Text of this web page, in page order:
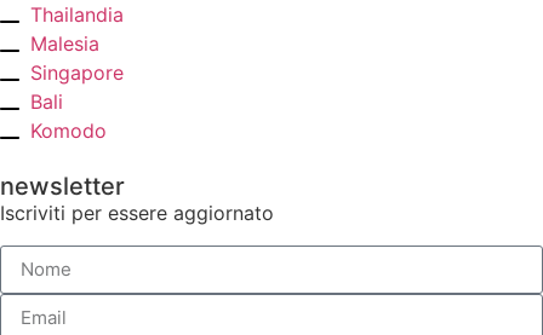
Thailandia
Malesia
Singapore
Bali
Komodo
newsletter
Iscriviti per essere aggiornato